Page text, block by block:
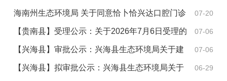
见的公示
日受理建设项目环境影响评价文件的公示 07-20
海南州生态环境局 关于同意恰卜恰兴达口腔门诊
部 辐射安全许可证延续的批复 07-06
【贵南县】受理公示：关于2026年7月6日受理的
建设项目环境影响评价文件公示 07-06
【兴海县】审批公示：兴海县生态环境局关于建
设项目环境影响评价文件审批决定的公示 06-29
【兴海县】拟审批公示：兴海县生态环境局关于